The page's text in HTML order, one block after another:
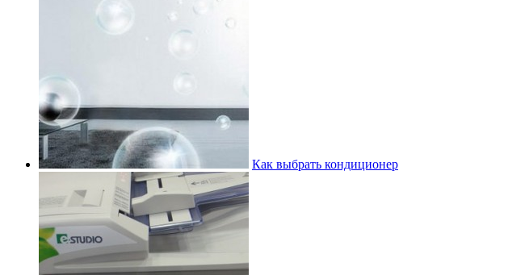
Как выбрать кондиционер